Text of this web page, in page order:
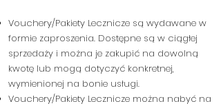
Vouchery/Pakiety Lecznicze są wydawane w
formie zaproszenia. Dostępne są w ciągłej
sprzedaży i można je zakupić na dowolną
kwotę lub mogą dotyczyć konkretnej,
wymienionej na bonie usługi.
Vouchery/Pakiety Lecznicze można nabyć na